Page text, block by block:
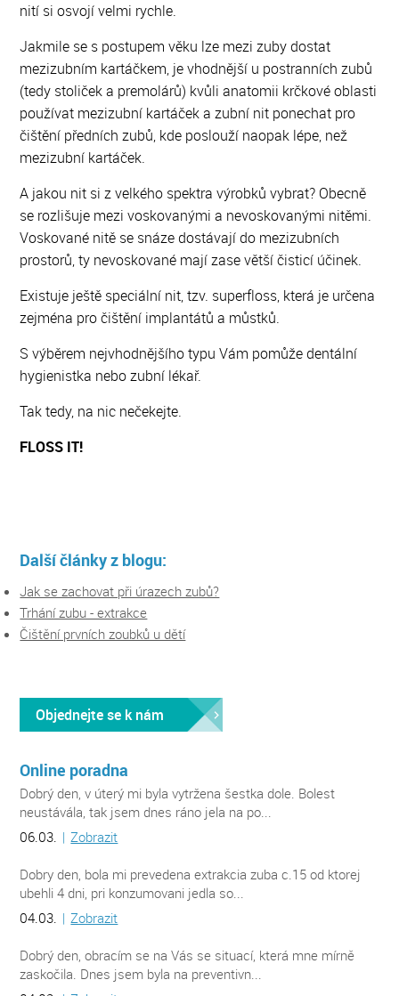
nití si osvojí velmi rychle.
Jakmile se s postupem věku lze mezi zuby dostat
mezizubním kartáčkem, je vhodnější u postranních zubů
(tedy stoliček a premolárů) kvůli anatomii krčkové oblasti
používat mezizubní kartáček a zubní nit ponechat pro
čištění předních zubů, kde poslouží naopak lépe, než
mezizubní kartáček.
A jakou nit si z velkého spektra výrobků vybrat? Obecně
se rozlišuje mezi voskovanými a nevoskovanými nitěmi.
Voskované nitě se snáze dostávají do mezizubních
prostorů, ty nevoskované mají zase větší čisticí účinek.
Existuje ještě speciální nit, tzv. superfloss, která je určena
zejména pro čištění implantátů a můstků.
S výběrem nejvhodnějšího typu Vám pomůže dentální
hygienistka nebo zubní lékař.
Tak tedy, na nic nečekejte.
FLOSS IT!
Další články z blogu:
Jak se zachovat při úrazech zubů?
Trhání zubu - extrakce
Čištění prvních zoubků u dětí
Objednejte se k nám
Online poradna
Dobrý den, v úterý mi byla vytržena šestka dole. Bolest
neustávála, tak jsem dnes ráno jela na po...
06.03. | Zobrazit
Dobry den, bola mi prevedena extrakcia zuba c.15 od ktorej
ubehli 4 dni, pri konzumovani jedla so...
04.03. | Zobrazit
Dobrý den, obracím se na Vás se situací, která mne mírně
zaskočila. Dnes jsem byla na preventivn...